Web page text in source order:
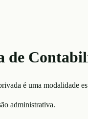
de
é uma modalidade
administrativa.